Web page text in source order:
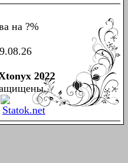
на ?%
2022